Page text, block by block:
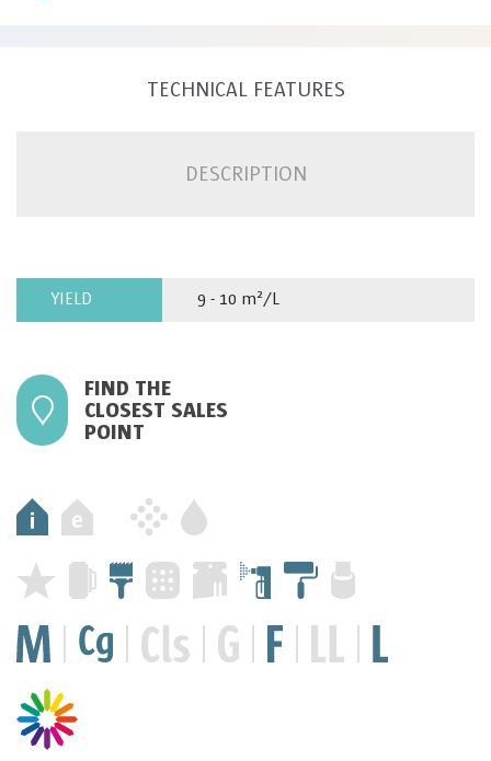
TECHNICAL FEATURES
DESCRIPTION
YIELD 9 - 10 m²/L
FIND THE
CLOSEST SALES
POINT